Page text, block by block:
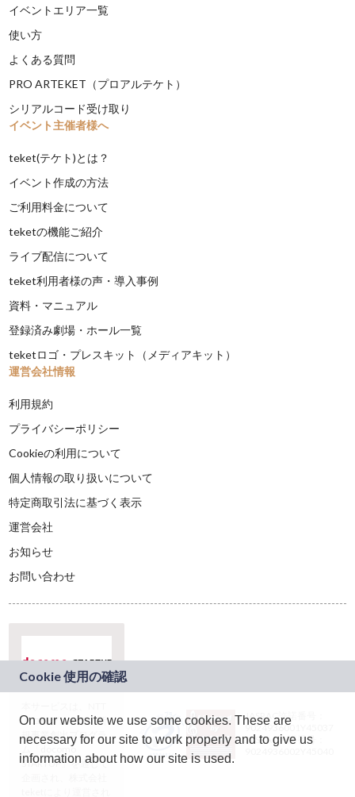
イベントエリア一覧
使い方
よくある質問
PRO ARTEKET（プロアルテケト）
シリアルコード受け取り
イベント主催者様へ
teket(テケト)とは？
イベント作成の方法
ご利用料金について
teketの機能ご紹介
ライブ配信について
teket利用者様の声・導入事例
資料・マニュアル
登録済み劇場・ホール一覧
teketロゴ・プレスキット（メディアキット）
運営会社情報
利用規約
プライバシーポリシー
Cookieの利用について
個人情報の取り扱いについて
特定商取引法に基づく表示
運営会社
お知らせ
お問い合わせ
ドコモグループの新
規事業創出プログラ
ム「docomo
STARTUP」を通じて
JASRAC許諾番号：
9024936001Y45037
JASRAC許諾番号：
On our website we use some cookies. These are
necessary for our site to work properly and to give us
information about how our site is used.